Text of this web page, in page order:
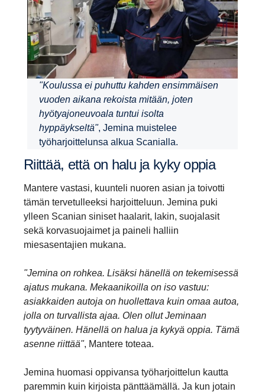
"Koulussa ei puhuttu kahden ensimmäisen
vuoden aikana rekoista mitään, joten
hyötyajoneuvoala tuntui isolta
hyppäykseltä", Jemina muistelee
työharjoittelunsa alkua Scanialla.
Riittää, että on halu ja kyky oppia
Mantere vastasi, kuunteli nuoren asian ja toivotti
tämän tervetulleeksi harjoitteluun. Jemina puki
ylleen Scanian siniset haalarit, lakin, suojalasit
sekä korvasuojaimet ja paineli halliin
miesasentajien mukana.
"Jemina on rohkea. Lisäksi hänellä on tekemisessä
ajatus mukana. Mekaanikoilla on iso vastuu:
asiakkaiden autoja on huollettava kuin omaa autoa,
jolla on turvallista ajaa. Olen ollut Jeminaan
tyytyväinen. Hänellä on halua ja kykyä oppia. Tämä
asenne riittää", Mantere toteaa.
Jemina huomasi oppivansa työharjoittelun kautta
paremmin kuin kirjoista pänttäämällä. Ja kun jotain